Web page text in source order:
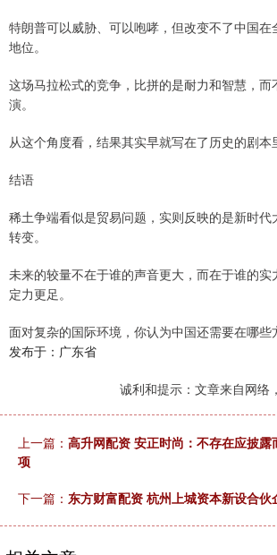
特朗普可以威胁、可以咆哮，但改变不了中国
地位。
这场马拉松式的竞争，比拼的是耐力和智慧，而
演。
从这个角度看，结果其实早就写在了历史的剧本
结语
稀土争端看似是贸易问题，实则反映的是新时
转变。
未来的较量不在于谁的声音更大，而在于谁的实
定力更足。
面对复杂的国际环境，你认为中国还需要在哪些
发布于：广东省
诚利和提示：文章来自网络
上一篇： 高升网配资 安正时尚：不存在应披露
项
下一篇： 东方财富配资 杭州上城资本新设合